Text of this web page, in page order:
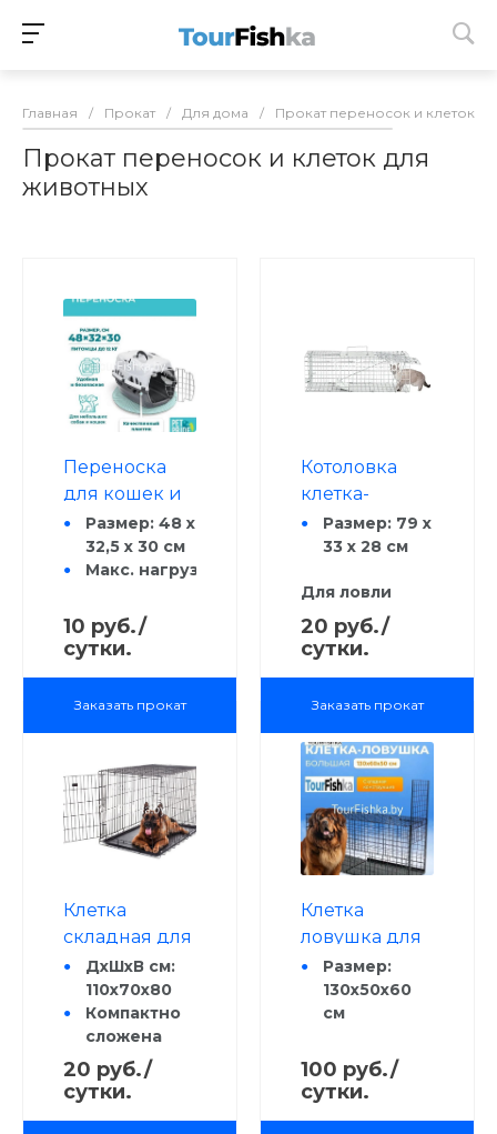
Главная / Прокат / Для дома / Прокат переносок и клеток
Прокат переносок и клеток для
животных
Переноска
для кошек и
собак
Размер: 48 х
32,5 х 30 см
Макс. нагрузка, кг: 12
10 руб./
сутки.
Заказать прокат
Котоловка
клетка-
ловушка
складная
Размер: 79 x
33 x 28 см
Для ловли
кошек,
маленьких
собак,
выдр и др.
20 руб./
сутки.
Заказать прокат
Клетка
складная для
животных с
поддоном (
110х70х80 см )
ДхШхВ см:
110х70х80
Компактно
сложена
Время
сборки 5
20 руб./
сутки.
Клетка
ловушка для
собак
складная,
собаколовка
Размер:
130х50х60
см
Для отлова
собак, котов,
лис, бобров и
100 руб./
сутки.